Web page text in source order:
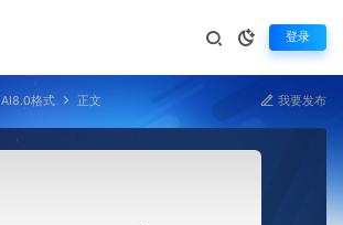
登录
AI8.0格式 正文 我要发布